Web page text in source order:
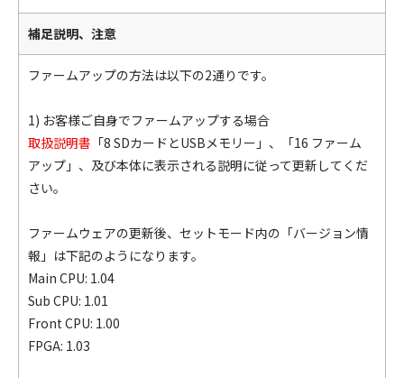
補足説明、注意
ファームアップの方法は以下の2通りです。
1) お客様ご自身でファームアップする場合
取扱説明書 「8 SDカードとUSBメモリー」、「16 ファーム
アップ」、及び本体に表示される説明に従って更新してくだ
さい。
ファームウェアの更新後、セットモード内の「バージョン情
報」は下記のようになります。
Main CPU: 1.04
Sub CPU: 1.01
Front CPU: 1.00
FPGA: 1.03